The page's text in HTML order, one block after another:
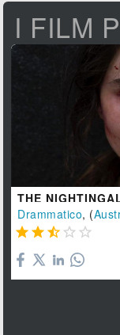
I FILM
THE
Drammatico, (
    